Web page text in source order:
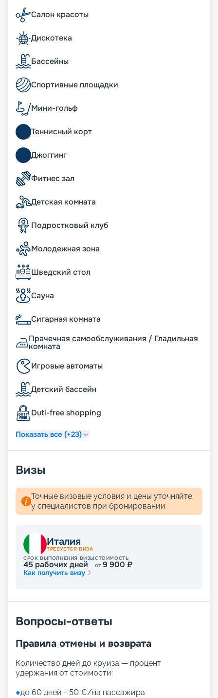
в том числе детские и вегетарианские. Если же
захочется побаловать себя вкусным коктейлем
или изумительным десертом, то к услугам
туристов многочисленные бары и кафетерии:
бар-мороженое, спорт-бар, пиано и другие.
Развлечения на лайнере
Богатейшая инфраструктура плавучего мини-
города не даст заскучать, что подтверждают
восторженные отзывы туристов. Шоу мирового
класса в Strand Theatre, игра на удачу в Royal
Palm Casino, дискотеки в Club 33 Disco обрадуют
вы мечтаете о тихом любовании природой, то
вас ждут удобные шезлонги на палубе.
Восстановить силы помогут спа-комплекс Aurea
Spa и Wellness-центр. Также к услугам
фитнес-зал, сауна, джакузи, 4D-кинотеатр – и
множество других развлечений. Для юных
путешественников обустроены интереснейшие
игровые зоны, подростковые клубы, бассейн,
водяные горки.
Вы можете купить путевку на нашем сайте
расписание туров, маршруты на 2026 - 2027 г.,
схема размещения и описание кают, цена
путевки, фото интерьеров. Если у вас появились
вопросы, опытные консультанты с
бронирования позвонит вам выбрать самые
Салон красоты
Дискотека
Бассейны
Спортивные площадки
Мини-гольф
Теннисный корт
Джоггинг
Фитнес зал
Детская комната
Подростковый клуб
Молодежная зона
Шведский стол
Сауна
Сигарная комната
Прачечная самообслуживания / Гладильная
комната
Игровые автоматы
Детский бассейн
Duti-free shopping
Показать все (+23)
Визы
Точные визовые условия и цены уточняйте
у специалистов при бронировании
Италия
ТРЕБУЕТСЯ ВИЗА
СРОК ВЫПОЛНЕНИЯ ВИЗЫ
45 рабочих дней
СТОИМОСТЬ
от9 900 ₽
Как получить визу
Вопросы-ответы
Правила отмены и возврата
Количество дней до круиза — процент
удержания от стоимости:
●до 60 дней - 50 €/на пассажира